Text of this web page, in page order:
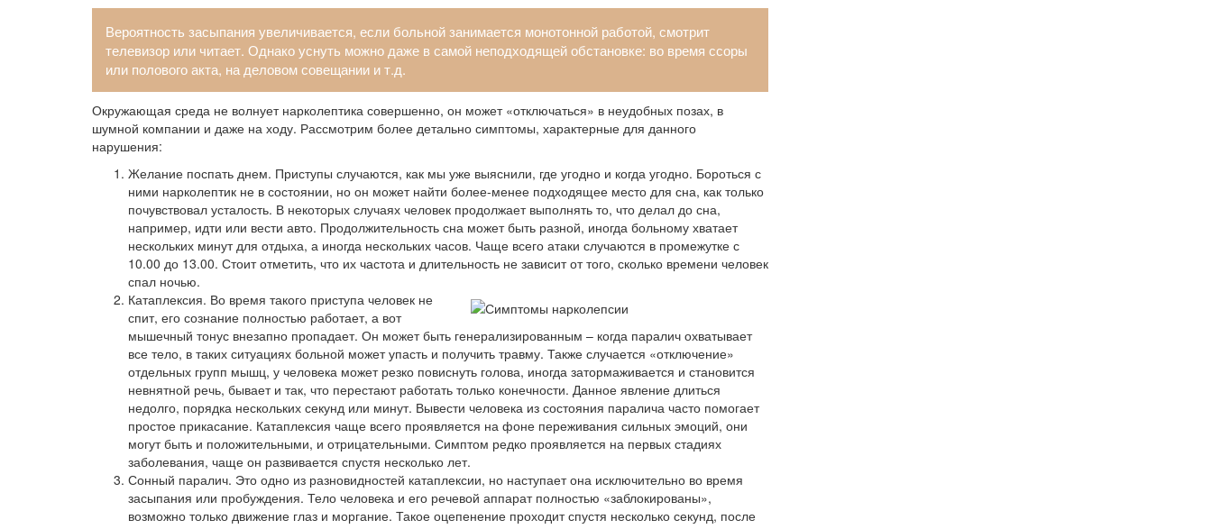
Вероятность засыпания увеличивается, если больной занимается монотонной работой, смотрит
телевизор или читает. Однако уснуть можно даже в самой неподходящей обстановке: во время ссоры
или полового акта, на деловом совещании и т.д.
Окружающая среда не волнует нарколептика совершенно, он может «отключаться» в неудобных позах, в
шумной компании и даже на ходу. Рассмотрим более детально симптомы, характерные для данного
нарушения:
Желание поспать днем. Приступы случаются, как мы уже выяснили, где угодно и когда угодно. Бороться с
ними нарколептик не в состоянии, но он может найти более-менее подходящее место для сна, как только
почувствовал усталость. В некоторых случаях человек продолжает выполнять то, что делал до сна,
например, идти или вести авто. Продолжительность сна может быть разной, иногда больному хватает
нескольких минут для отдыха, а иногда нескольких часов. Чаще всего атаки случаются в промежутке с
10.00 до 13.00. Стоит отметить, что их частота и длительность не зависит от того, сколько времени человек
спал ночью.
Катаплексия. Во время такого приступа человек не
спит, его сознание полностью работает, а вот
мышечный тонус внезапно пропадает. Он может быть генерализированным – когда паралич охватывает
все тело, в таких ситуациях больной может упасть и получить травму. Также случается «отключение»
отдельных групп мышц, у человека может резко повиснуть голова, иногда затормаживается и становится
невнятной речь, бывает и так, что перестают работать только конечности. Данное явление длиться
недолго, порядка нескольких секунд или минут. Вывести человека из состояния паралича часто помогает
простое прикасание. Катаплексия чаще всего проявляется на фоне переживания сильных эмоций, они
могут быть и положительными, и отрицательными. Симптом редко проявляется на первых стадиях
заболевания, чаще он развивается спустя несколько лет.
Сонный паралич. Это одно из разновидностей катаплексии, но наступает она исключительно во время
засыпания или пробуждения. Тело человека и его речевой аппарат полностью «заблокированы»,
возможно только движение глаз и моргание. Такое оцепенение проходит спустя несколько секунд, после